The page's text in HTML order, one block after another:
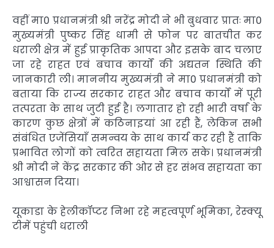
वहीं मा0 प्रधानमंत्री श्री नरेंद्र मोदी ने भी बुधवार प्रातः मा0
मुख्यमंत्री पुष्कर सिंह धामी से फोन पर बातचीत कर
धराली क्षेत्र में हुई प्राकृतिक आपदा और इसके बाद चलाए
जा रहे राहत एवं बचाव कार्यों की अद्यतन स्थिति की
जानकारी ली। माननीय मुख्यमंत्री ने मा0 प्रधानमंत्री को
बताया कि राज्य सरकार राहत और बचाव कार्यों में पूरी
तत्परता के साथ जुटी हुई है। लगातार हो रही भारी वर्षा के
कारण कुछ क्षेत्रों में कठिनाइयां आ रही हैं, लेकिन सभी
संबंधित एजेंसियाँ समन्वय के साथ कार्य कर रही हैं ताकि
प्रभावित लोगों को त्वरित सहायता मिल सके। प्रधानमंत्री
श्री मोदी ने केंद्र सरकार की ओर से हर संभव सहायता का
आश्वासन दिया।
यूकाडा के हेलीकॉप्टर निभा रहे महत्वपूर्ण भूमिका, रेस्क्यू
टीमें पहुंची धराली